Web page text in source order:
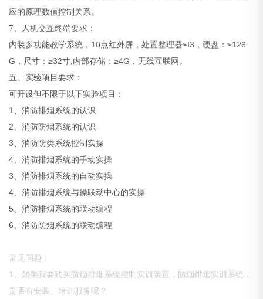
应的原理数值控制关系。
7、人机交互终端要求：
内装多功能教学系统，10点红外屏，处置整理器≥I3，硬盘：≥126
G，尺寸：≥32寸,内部存储：≥4G，无线互联网。
五、实验项目要求：
可开设但不限于以下实验项目：
1、消防排烟系统的认识
2、消防防烟系统的认识
3、消防防类系统控制实操
4、消防排烟系统的手动实操
3、消防排烟系统的自动实操
4、消防排烟系统与操联动中心的实操
5、消防排烟系统的联动编程
6、消防防烟系统的联动编程
常见问题：
1、如果我要购买防烟排烟系统控制实训装置，防烟排烟实训系统，
是否有安装、培训服务呢？